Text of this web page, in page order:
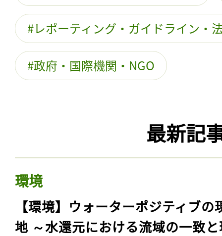
レポーティング・ガイドライン・
政府・国際機関・NGO
最新記
環境
【環境】ウォーターポジティブの
地 ～水還元における流域の一致